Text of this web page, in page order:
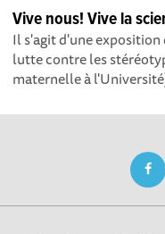
Vive nous! Vive la
Il s'agit d'une
lutte contre les
maternelle à